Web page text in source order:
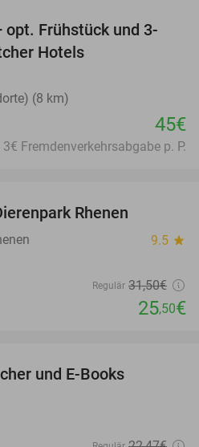
opt. Frühstück und 3-
Hotels
(8 km)
45€
3€ Fremdenverkehrsabgabe p. P.
Rhenen
9.5 star
Regulär 31,50€
25,50€
und E-Books